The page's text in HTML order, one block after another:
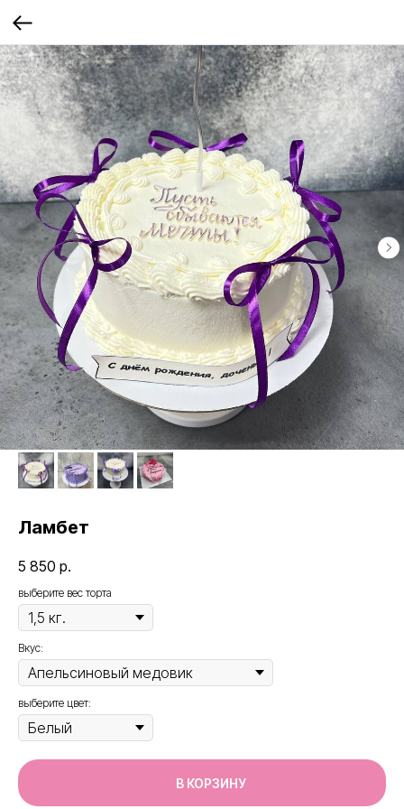
Ламбет
5 850 р.
выберите вес торта
Вкус:
выберите цвет:
В КОРЗИНУ